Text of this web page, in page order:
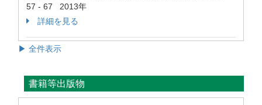
57 - 67 2013年
詳細を見る
▶ 全件表示
書籍等出版物